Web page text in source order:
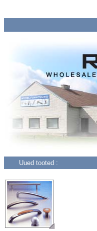
Uued tooted :